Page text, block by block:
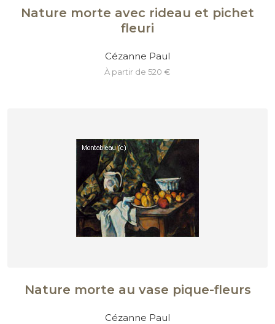
Nature morte avec rideau et pichet
fleuri
Cézanne Paul
à partir de 520 €
Nature morte au vase pique-fleurs
Cézanne Paul